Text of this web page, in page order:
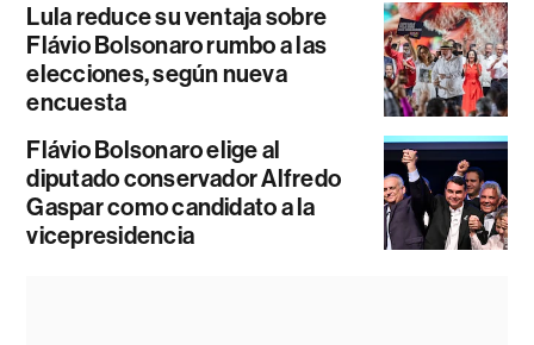
Lula reduce su ventaja sobre
Flávio Bolsonaro rumbo a las
elecciones, según nueva
encuesta
Flávio Bolsonaro elige al
diputado conservador Alfredo
Gaspar como candidato a la
vicepresidencia